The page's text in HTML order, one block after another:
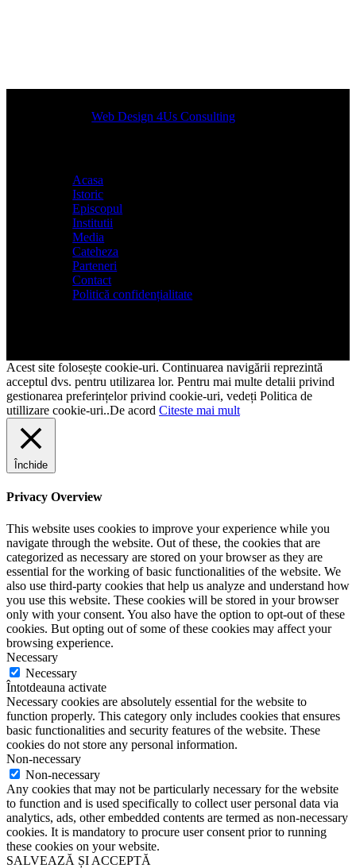
Designed byWeb Design 4Us Consulting
Acasa
Istoric
Episcopul
Institutii
Media
Cateheza
Parteneri
Contact
Politică confidențialitate
Acest site folosește cookie-uri. Continuarea navigării reprezintă
acceptul dvs. pentru utilizarea lor. Pentru mai multe detalii privind
gestionarea preferințelor privind cookie-uri, vedeți Politica de
utillizare cookie-uri..De acord Citeste mai mult
Închide
Privacy Overview
This website uses cookies to improve your experience while you
navigate through the website. Out of these, the cookies that are
categorized as necessary are stored on your browser as they are
essential for the working of basic functionalities of the website. We
also use third-party cookies that help us analyze and understand how
you use this website. These cookies will be stored in your browser
only with your consent. You also have the option to opt-out of these
cookies. But opting out of some of these cookies may affect your
browsing experience.
Necessary
Necessary
Întotdeauna activate
Necessary cookies are absolutely essential for the website to
function properly. This category only includes cookies that ensures
basic functionalities and security features of the website. These
cookies do not store any personal information.
Non-necessary
Non-necessary
Any cookies that may not be particularly necessary for the website
to function and is used specifically to collect user personal data via
analytics, ads, other embedded contents are termed as non-necessary
cookies. It is mandatory to procure user consent prior to running
these cookies on your website.
SALVEAZĂ ȘI ACCEPTĂ